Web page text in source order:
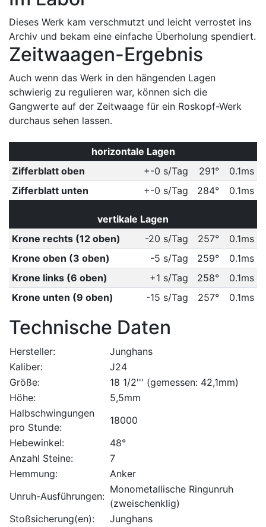
Dieses Werk kam verschmutzt und leicht verrostet ins
Archiv und bekam eine einfache Überholung spendiert.
Zeitwaagen-Ergebnis
Auch wenn das Werk in den hängenden Lagen
schwierig zu regulieren war, können sich die
Gangwerte auf der Zeitwaage für ein Roskopf-Werk
durchaus sehen lassen.
horizontale Lagen
Zifferblatt oben
+-0 s/Tag 291°
0.1ms
Zifferblatt unten
+-0 s/Tag 284° 0.1ms
vertikale Lagen
Krone rechts (12 oben)
-20 s/Tag 257°
0.1ms
Krone oben (3 oben)
-5 s/Tag 259°
0.1ms
Krone links (6 oben)
+1 s/Tag 258°
0.1ms
Krone unten (9 oben)
-15 s/Tag 257° 0.1ms
Technische Daten
Hersteller:
Junghans
Kaliber:
J24
Größe:
18 1/2''' (gemessen: 42,1mm)
Höhe:
5,5mm
Halbschwingungen
pro Stunde:
18000
Hebewinkel:
48°
Anzahl Steine:
7
Hemmung:
Anker
Unruh-Ausführungen:
Monometallische Ringunruh
(zweischenklig)
Stoßsicherung(en):
Junghans